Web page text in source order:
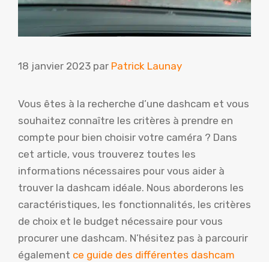
18 janvier 2023 par Patrick Launay
Vous êtes à la recherche d’une dashcam et vous
souhaitez connaître les critères à prendre en
compte pour bien choisir votre caméra ? Dans
cet article, vous trouverez toutes les
informations nécessaires pour vous aider à
trouver la dashcam idéale. Nous aborderons les
caractéristiques, les fonctionnalités, les critères
de choix et le budget nécessaire pour vous
procurer une dashcam. N’hésitez pas à parcourir
également ce guide des différentes dashcam